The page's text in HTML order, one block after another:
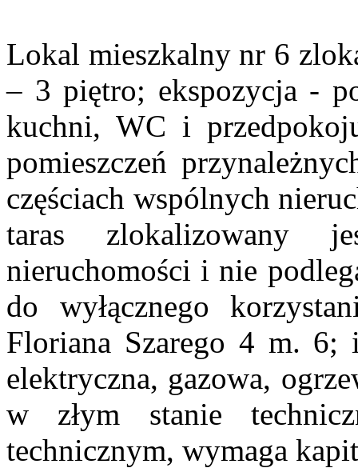
Lokal mieszkalny nr 6
– 3 piętro; ekspozycja -
kuchni, WC i
pomieszczeń
częściach wspólnych
taras zlokalizowany
nieruchomości i nie
do wyłącznego
Floriana Szarego 4 m. 6;
elektryczna, gazowa,
w złym stanie
technicznym, wymaga